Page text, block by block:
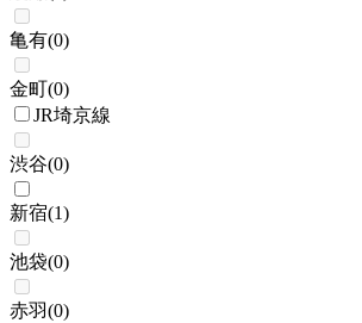
亀有(0)
金町(0)
JR埼京線
渋谷(0)
新宿(1)
池袋(0)
赤羽(0)